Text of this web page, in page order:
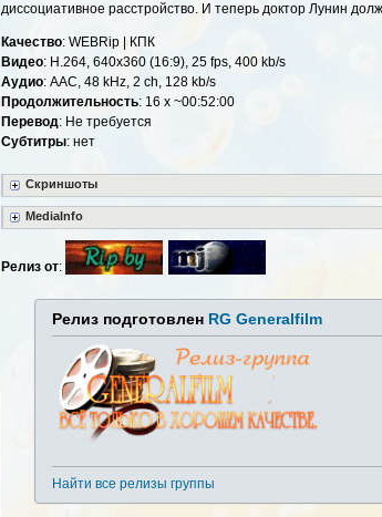
диссоциативное расстройство. И теперь доктор Лунин
Качество: WEBRip | КПК
Видео: Н.264, 640x360 (16:9), 25 fps, 400 kb/s
Аудио: AAC, 48 kHz, 2 ch, 128 kb/s
Продолжительность: 16 x ~00:52:00
Перевод: Не требуется
Cубтитры: нет
Скриншоты
MediaInfo
Релиз от:
Релиз подготовлен RG Generalfilm
Найти все релизы группы